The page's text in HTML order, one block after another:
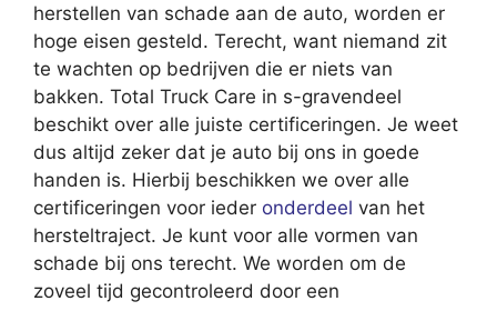
herstellen van schade aan de auto, worden er
hoge eisen gesteld. Terecht, want niemand zit
te wachten op bedrijven die er niets van
bakken. Total Truck Care in s-gravendeel
beschikt over alle juiste certificeringen. Je weet
dus altijd zeker dat je auto bij ons in goede
handen is. Hierbij beschikken we over alle
certificeringen voor ieder onderdeel van het
hersteltraject. Je kunt voor alle vormen van
schade bij ons terecht. We worden om de
zoveel tijd gecontroleerd door een